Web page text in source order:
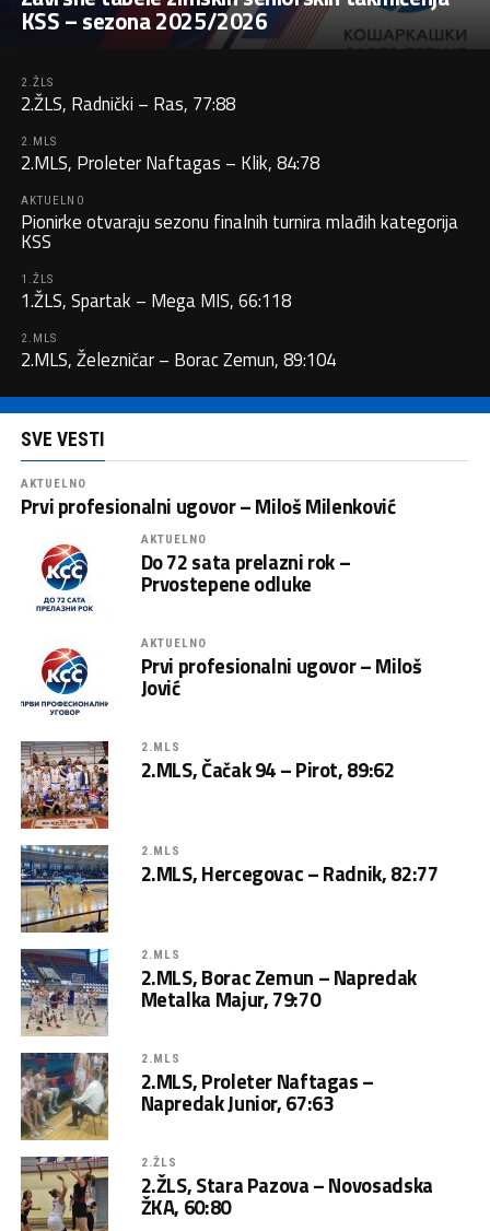
KSS – sezona 2025/2026
2.ŽLS
2.ŽLS, Radnički – Ras, 77:88
2.MLS
2.MLS, Proleter Naftagas – Klik, 84:78
AKTUELNO
Pionirke otvaraju sezonu finalnih turnira mlađih kategorija
KSS
1.ŽLS
1.ŽLS, Spartak – Mega MIS, 66:118
2.MLS
2.MLS, Železničar – Borac Zemun, 89:104
SVE VESTI
AKTUELNO
Prvi profesionalni ugovor – Miloš Milenković
AKTUELNO
Do 72 sata prelazni rok –
Prvostepene odluke
AKTUELNO
Prvi profesionalni ugovor – Miloš
Jović
2.MLS
2.MLS, Čačak 94 – Pirot, 89:62
2.MLS
2.MLS, Hercegovac – Radnik, 82:77
2.MLS
2.MLS, Borac Zemun – Napredak
Metalka Majur, 79:70
2.MLS
2.MLS, Proleter Naftagas –
Napredak Junior, 67:63
2.ŽLS
2.ŽLS, Stara Pazova – Novosadska
ŽKA, 60:80